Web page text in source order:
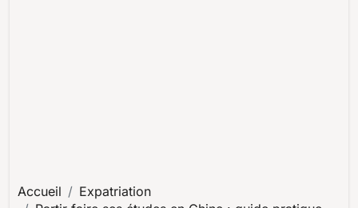
Accueil
Expatriation